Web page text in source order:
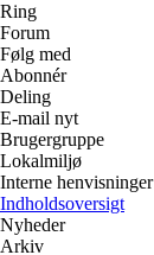
Ring
Forum
Følg med
Abonnér
Deling
E-mail nyt
Brugergruppe
Lokalmiljø
Interne henvisninger
Indholdsoversigt
Nyheder
Arkiv